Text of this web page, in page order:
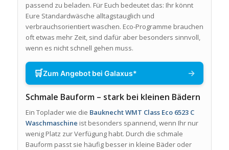
passend zu beladen. Für Euch bedeutet das: Ihr könnt
Eure Standardwäsche alltagstauglich und
verbrauchsorientiert waschen. Eco-Programme brauchen
oft etwas mehr Zeit, sind dafür aber besonders sinnvoll,
wenn es nicht schnell gehen muss.
🛒Zum Angebot bei Galaxus* →
Schmale Bauform – stark bei kleinen Bädern
Ein Toplader wie die Bauknecht WMT Class Eco 6523 C
Waschmaschine ist besonders spannend, wenn Ihr nur
wenig Platz zur Verfügung habt. Durch die schmale
Bauform passt sie häufig besser in kleine Bäder oder